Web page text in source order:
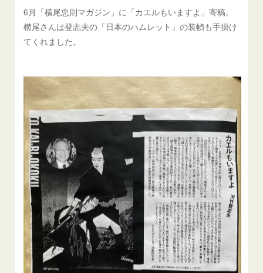
6月「横尾忠則マガジン」に「カエルもいますよ」寄稿。
横尾さんは登志夫の「日本のハムレット」の装幀も手掛け
てくれました。